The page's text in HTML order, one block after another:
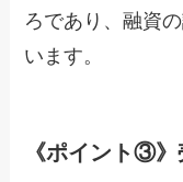
ろであり、融資
います。
《ポイント③》